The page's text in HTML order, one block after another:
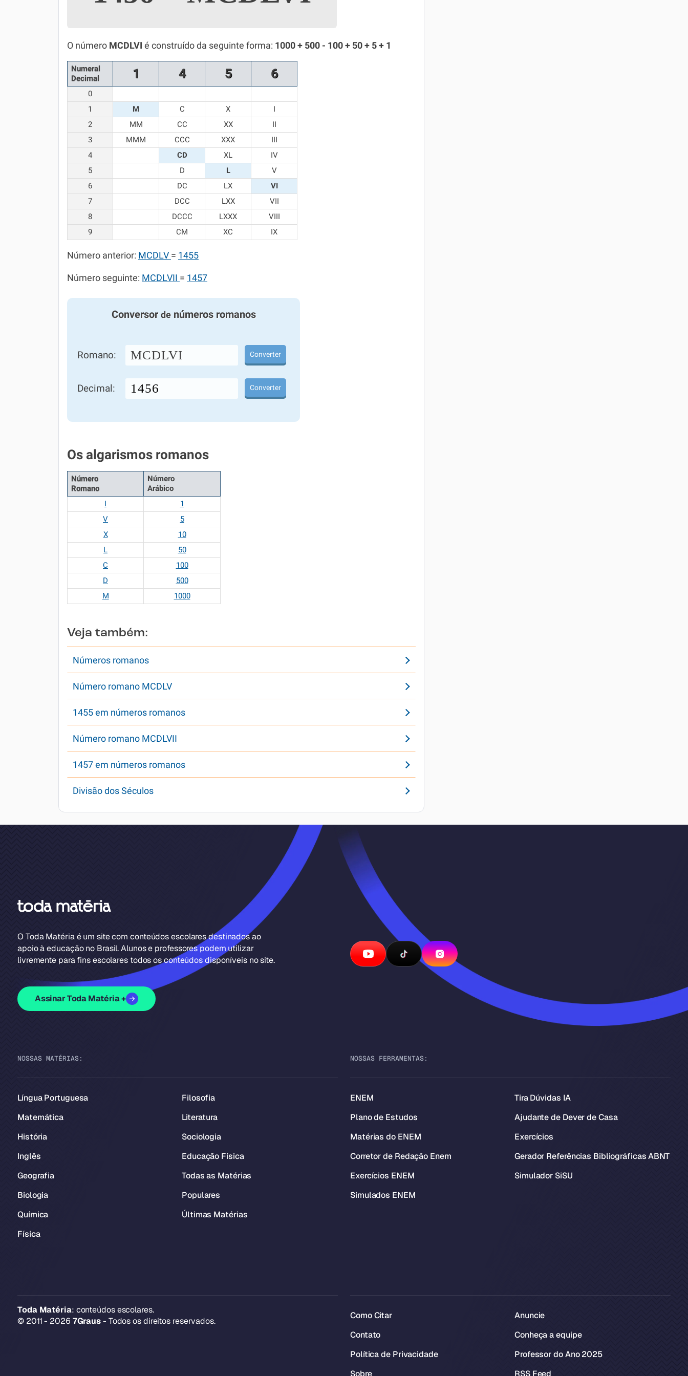
Química
Todos os Exercícios
O número MCDLVI é construído da seguinte forma: 1000 + 500 - 100 + 50 + 5 + 1
Numeral
Decimal
1 4 5 6
0
1
M C X
I
2
MM CC XX
II
3
MMM CCC XXX
III
4
CD XL
IV
5
D L
V
6
DC LX
VI
7
DCC LXX
VII
8
DCCC LXXX
VIII
9
CM XC IX
Número anterior: MCDLV = 1455
Número seguinte: MCDLVII = 1457
Conversor denúmeros romanos
Romano: MCDLVI Converter
Decimal: Converter
Os algarismos romanos
Número
Romano
Número
Arábico
I
1
V
5
X
10
L
50
C
100
D
500
M
1000
Veja também:
Números romanos
Número romano MCDLV
1455 em números romanos
Número romano MCDLVII
1457 em números romanos
Divisão dos Séculos
O Toda Matéria é um site com conteúdos escolares destinados ao
apoio à educação no Brasil. Alunos e professores podem utilizar
livremente para fins escolares todos os conteúdos disponíveis no site.
Assinar Toda Matéria +
NOSSAS MATÉRIAS:
Língua Portuguesa
Matemática
História
Inglês
Geografia
Biologia
Química
Física
Filosofia
Literatura
Sociologia
Educação Física
Todas as Matérias
Populares
Últimas Matérias
NOSSAS FERRAMENTAS:
ENEM
Plano de Estudos
Matérias do ENEM
Corretor de Redação Enem
Exercícios ENEM
Simulados ENEM
Tira Dúvidas IA
Ajudante de Dever de Casa
Exercícios
Gerador Referências Bibliográficas ABNT
Simulador SiSU
Toda Matéria: conteúdos escolares.
© 2011 - 2026 7Graus- Todos os direitos reservados.
Como Citar
Contato
Política de Privacidade
Sobre
Anuncie
Conheça a equipe
Professor do Ano 2025
RSS Feed